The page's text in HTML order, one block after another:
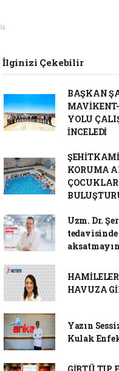
İlginizi Çekebilir
BAŞKAN
YOLU
İNCELEDİ
KORUMA
Uzm. Dr.
HAVUZA
Yazın
Kulak